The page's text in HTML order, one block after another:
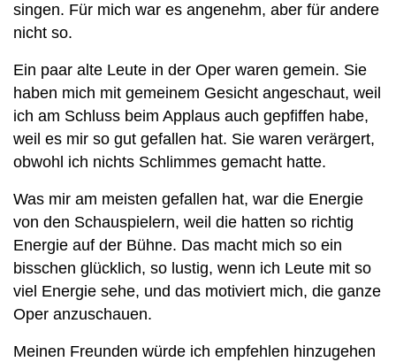
singen. Für mich war es angenehm, aber für andere
nicht so.
Ein paar alte Leute in der Oper waren gemein. Sie
haben mich mit gemeinem Gesicht angeschaut, weil
ich am Schluss beim Applaus auch gepfiffen habe,
weil es mir so gut gefallen hat. Sie waren verärgert,
obwohl ich nichts Schlimmes gemacht hatte.
Was mir am meisten gefallen hat, war die Energie
von den Schauspielern, weil die hatten so richtig
Energie auf der Bühne. Das macht mich so ein
bisschen glücklich, so lustig, wenn ich Leute mit so
viel Energie sehe, und das motiviert mich, die ganze
Oper anzuschauen.
Meinen Freunden würde ich empfehlen hinzugehen